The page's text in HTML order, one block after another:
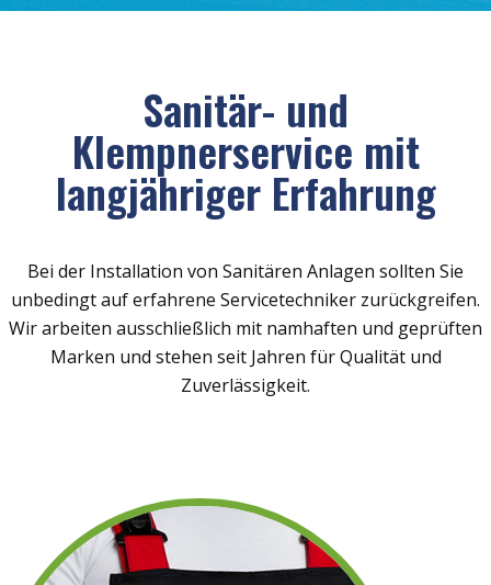
Sanitär- und
Klempnerservice mit
langjähriger Erfahrung
Bei der Installation von Sanitären Anlagen sollten Sie
unbedingt auf erfahrene Servicetechniker zurückgreifen.
Wir arbeiten ausschließlich mit namhaften und geprüften
Marken und stehen seit Jahren für Qualität und
Zuverlässigkeit.